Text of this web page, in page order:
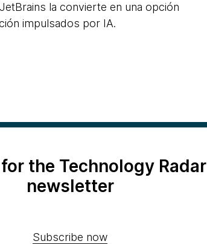
la convierte en una opción
impulsados ​​por IA.
the Technology Radar
newsletter
Subscribe now